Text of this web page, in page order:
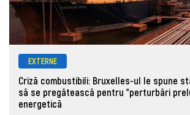
EXTERNE
Criză combustibili: Bruxelles-ul le spune
să se pregătească pentru "perturbări
energetică